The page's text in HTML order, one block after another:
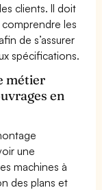
clients. Il doit
les
de s’assurer
spécifications.
métier
en
une
machines à
des plans et